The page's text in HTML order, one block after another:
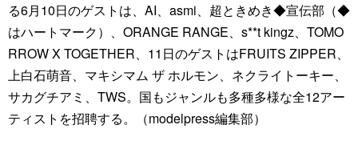
る6月10日のゲストは、AI、asmi、超ときめき◆宣伝部（◆
はハートマーク）、ORANGE RANGE、s**t kingz、TOMO
RROW X TOGETHER、11日のゲストはFRUITS ZIPPER、
上白石萌音、マキシマム ザ ホルモン、ネクライトーキー、
サカグチアミ、TWS。国もジャンルも多種多様な全12アー
ティストを招聘する。（modelpress編集部）